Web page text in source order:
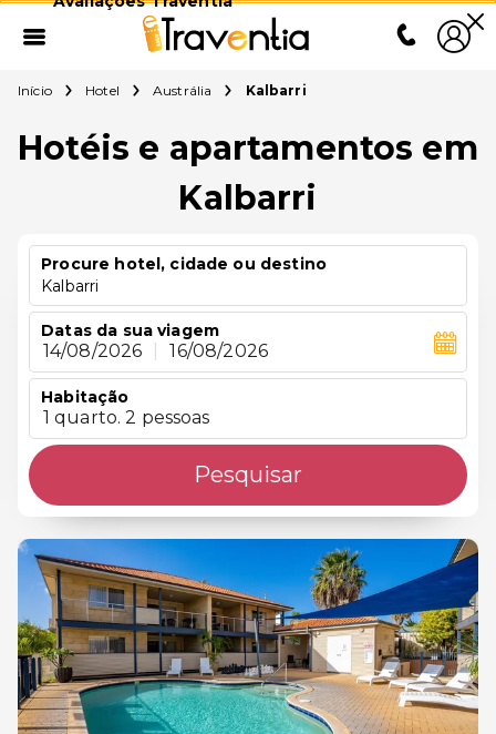
Início Hotel Austrália Kalbarri
Hotéis e apartamentos em
Kalbarri
Procure hotel, cidade ou destino
Kalbarri
Datas da sua viagem
14/08/2026 16/08/2026
Habitação
1 quarto. 2 pessoas
Pesquisar